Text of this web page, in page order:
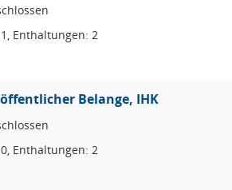
Enthaltungen: 2
Belange, IHK
Enthaltungen: 2